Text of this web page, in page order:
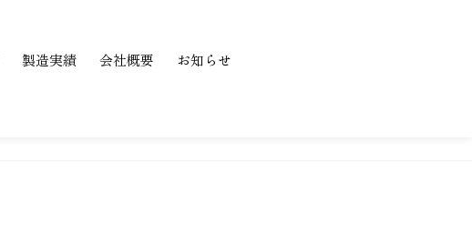
製造実績 会社概要 お知らせ